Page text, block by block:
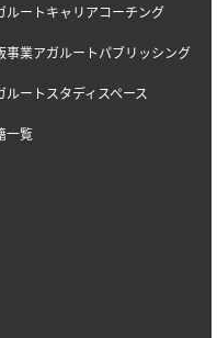
ルートキャリアコーチング
事業アガルートパブリッシング
ルートスタディスペース
一覧